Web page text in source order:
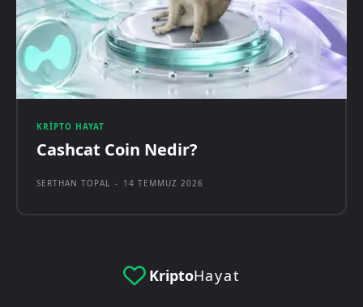
KRIPTO HAYAT
Cashcat Coin Nedir?
SERTHAN TOPAL - 14 TEMMUZ 2026
KriptoHayat